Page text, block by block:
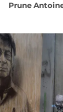
Prune